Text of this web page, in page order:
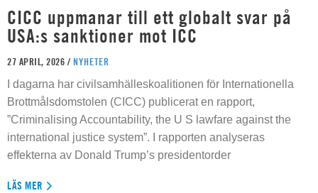
CICC uppmanar till ett globalt svar på
USA:s sanktioner mot ICC
27 APRIL, 2026 / NYHETER
I dagarna har civilsamhälleskoalitionen för Internationella
Brottmålsdomstolen (CICC) publicerat en rapport,
”Criminalising Accountability, the U S lawfare against the
international justice system”. I rapporten analyseras
effekterna av Donald Trump’s presidentorder
LÄS MER